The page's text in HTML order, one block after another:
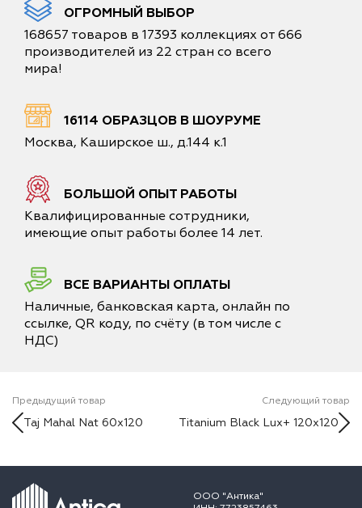
ОГРОМНЫЙ ВЫБОР
168657 товаров в 17393 коллекциях от 666
производителей из 22 стран со всего
мира!
16114 ОБРАЗЦОВ В ШОУРУМЕ
Москва, Каширское ш., д.144 к.1
БОЛЬШОЙ ОПЫТ РАБОТЫ
Квалифицированные сотрудники,
имеющие опыт работы более 14 лет.
ВСЕ ВАРИАНТЫ ОПЛАТЫ
Наличные, банковская карта, онлайн по
ссылке, QR коду, по счёту (в том числе с
НДС)
Предыдущий товар
Taj Mahal Nat 60x120
Следующий товар
Titanium Black Lux+ 120x120
ООО "Антика"